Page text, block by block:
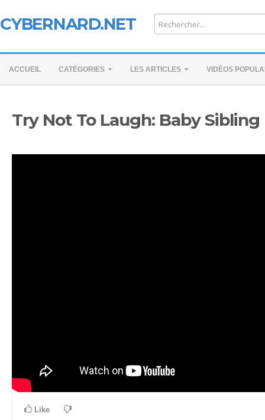
CYBERNARD.NET
ACCUEIL CATÉGORIES LES ARTICLES VIDÉOS
Try Not To Laugh: Baby
Like